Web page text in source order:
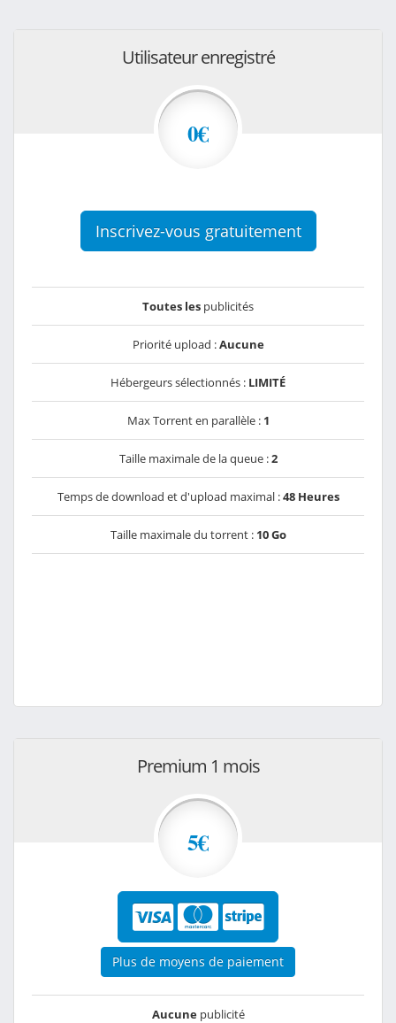
Utilisateur enregistré
0€
Inscrivez-vous gratuitement
Toutes les publicités
Priorité upload :Aucune
Hébergeurs sélectionnés : LIMITÉ
Max Torrent en parallèle : 1
Taille maximale de la queue :2
Temps de download et d'upload maximal :48 Heures
Taille maximale du torrent : 10 Go
Premium 1 mois
5€
Plus de moyens de paiement
Aucunepublicité